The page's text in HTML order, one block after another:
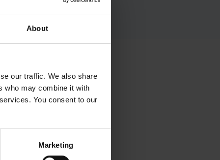
About
our traffic. We also share
who may combine it with
You consent to our
Marketing